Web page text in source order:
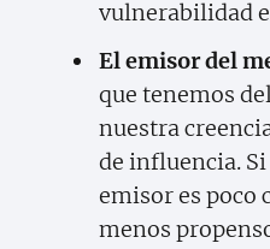
vulnerabilidad
El emisor del
que tenemos
nuestra
de influencia.
emisor es poco
menos